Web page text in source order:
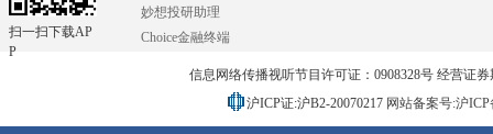
扫一扫下载AP
P
妙想投研助理
Choice金融终端
信息网络传播视听节目许可证：0908328号 经营证
沪ICP证:沪B2-20070217 网站备案号:沪